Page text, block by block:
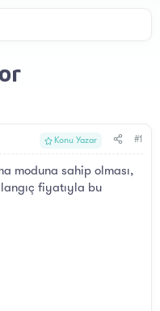
Konu Yazar #1
moduna sahip olması,
fiyatıyla bu